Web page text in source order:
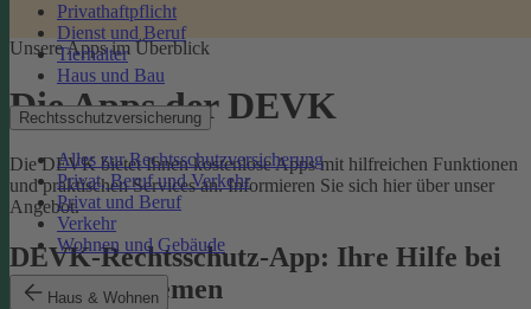
Privathaftpflicht
Dienst und Beruf
Tierhalter
Haus und Bau
Rechtsschutzversicherung
Alles zur Rechtsschutzversicherung
Privat, Beruf und Verkehr
Privat und Beruf
Verkehr
Wohnen und Gebäude
Haus & Wohnen
Unsere Apps im Überblick
Die Apps der DEVK
Die DEVK bietet Ihnen kostenlose Apps mit hilfreichen Funktionen
und praktischen Services an. Informieren Sie sich hier über unser
Angebot.
DEVK-Rechtsschutz-App: Ihre Hilfe bei
Rechtsproblemen